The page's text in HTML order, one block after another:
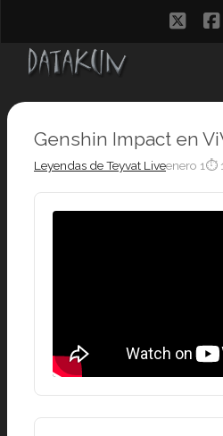
Genshin Impact en
Leyendas de Teyvat Liveenero 1⏱